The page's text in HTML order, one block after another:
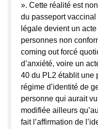
». Cette réalité est
du passeport
légale devient un
personnes non
coming out forcé
d’anxiété, voire un
40 du PL2 établit une
régime d’identité de
personne qui aurait
modifiée ailleurs
fait l’affirmation de